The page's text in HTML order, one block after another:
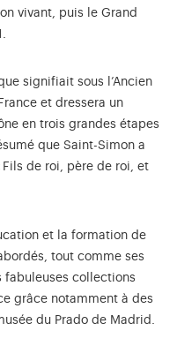
vivant, puis le Grand
signifiait sous l’Ancien
et dressera un
en trois grandes étapes
que Saint-Simon a
de roi, père de roi, et
et la formation de
tout comme ses
fabuleuses collections
grâce notamment à des
du Prado de Madrid.